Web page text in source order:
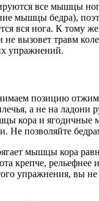
все мышцы
мышцы бедра),
вся нога. К тому
не вызовет травм
упражнений.
позицию
а не на ладони
кора и
Не позволяйте
мышцы кора
крепче, рельефнее
упражнения, вы не